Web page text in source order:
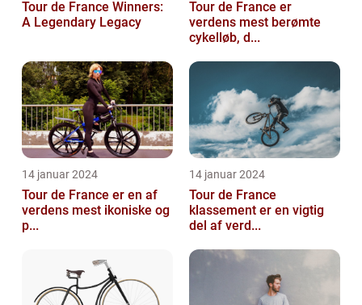
Tour de France Winners:
A Legendary Legacy
Tour de France er
verdens mest berømte
cykelløb, d...
14 januar 2024
Tour de France er en af
verdens mest ikoniske og
p...
14 januar 2024
Tour de France
klassement er en vigtig
del af verd...